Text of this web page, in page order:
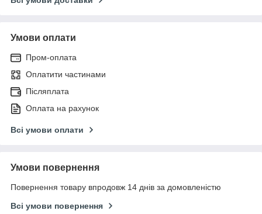
Умови оплати
Пром-оплата
Оплатити частинами
Післяплата
Оплата на рахунок
Всі умови оплати
Умови повернення
Повернення товару впродовж 14 днів за домовленістю
Всі умови повернення